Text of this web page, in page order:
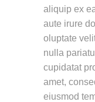
aliquip ex
aute irure
oluptate
nulla
cupidatat
amet,
eiusmod